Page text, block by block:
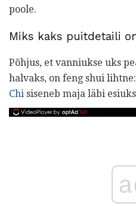
poole.
Miks kaks puitdetaili
Põhjus, et vanniukse uks
halvaks, on feng shui
Chi siseneb maja läbi